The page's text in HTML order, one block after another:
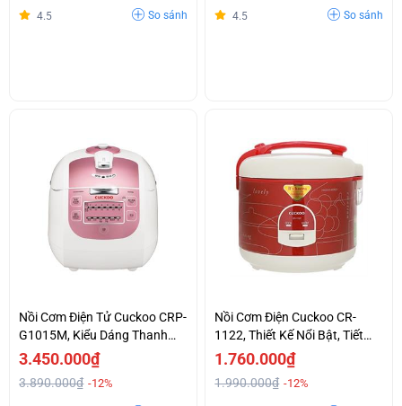
4.5 So sánh 4.5 So sánh
Nồi Cơm Điện Tử Cuckoo CRP-
G1015M, Kiểu Dáng Thanh
Lịch, Chức Năng Tiện Dụng
3.450.000₫
3.890.000₫ -12%
Nồi Cơm Điện Cuckoo CR-
1122, Thiết Kế Nổi Bật, Tiết
Kiệm Điện Năng
1.760.000₫
1.990.000₫ -12%